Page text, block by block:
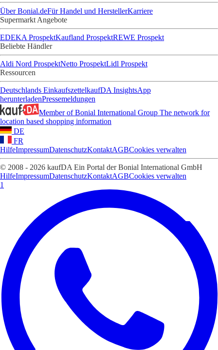
Über Bonial.deFür Handel und HerstellerKarriere
Supermarkt Angebote
EDEKA ProspektKaufland ProspektREWE Prospekt
Beliebte Händler
Aldi Nord ProspektNetto ProspektLidl Prospekt
Ressourcen
Deutschlands EinkaufszettelkaufDA InsightsApp
herunterladenPressemeldungen
Member of Bonial International Group The network for
location based shopping information
DE
FR
HilfeImpressumDatenschutzKontaktAGBCookies verwalten
© 2008 - 2026 kaufDA Ein Portal der Bonial International GmbH
HilfeImpressumDatenschutzKontaktAGBCookies verwalten
1